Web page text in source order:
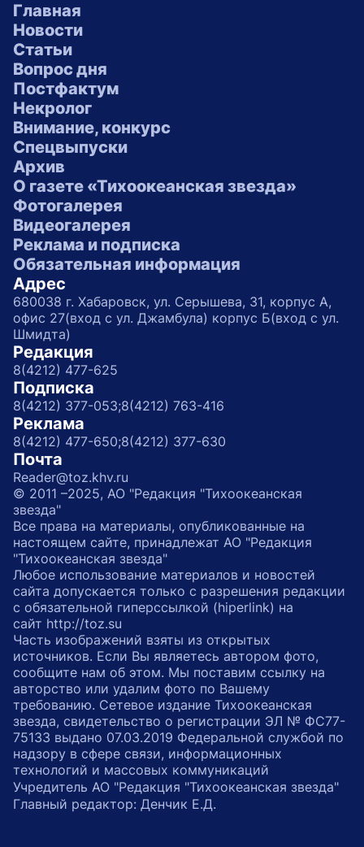
Главная
Новости
Статьи
Вопрос дня
Постфактум
Некролог
Внимание, конкурс
Спецвыпуски
Архив
О газете «Тихоокеанская звезда»
Фотогалерея
Видеогалерея
Реклама и подписка
Обязательная информация
Адрес
680038 г. Хабаровск, ул. Серышева, 31, корпус А,
офис 27(вход с ул. Джамбула) корпус Б(вход с ул.
Шмидта)
Редакция
8(4212) 477-625
Подписка
8(4212) 377-053;8(4212) 763-416
Реклама
8(4212) 477-650;8(4212) 377-630
Почта
Reader@toz.khv.ru
© 2011 –2025, АО "Редакция "Тихоокеанская
звезда"
Все права на материалы, опубликованные на
настоящем сайте, принадлежат АО "Редакция
"Тихоокеанская звезда"
Любое использование материалов и новостей
сайта допускается только с разрешения редакции
с обязательной гиперссылкой (hiperlink) на
сайт http://toz.su
Часть изображений взяты из открытых
источников. Если Вы являетесь автором фото,
сообщите нам об этом. Мы поставим ссылку на
авторство или удалим фото по Вашему
требованию. Сетевое издание Тихоокеанская
звезда, свидетельство о регистрации ЭЛ № ФС77-
75133 выдано 07.03.2019 Федеральной службой по
надзору в сфере связи, информационных
технологий и массовых коммуникаций
Учредитель АО "Редакция "Тихоокеанская звезда"
Главный редактор: Денчик Е.Д.